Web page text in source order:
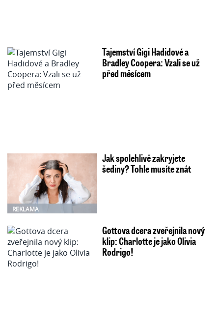
Tajemství Gigi Hadidové a
Bradley Coopera: Vzali se už
před měsícem
REKLAMA
Jak spolehlivě zakryjete
šediny? Tohle musíte znát
Gottova dcera zveřejnila nový
klip: Charlotte je jako Olivia
Rodrigo!